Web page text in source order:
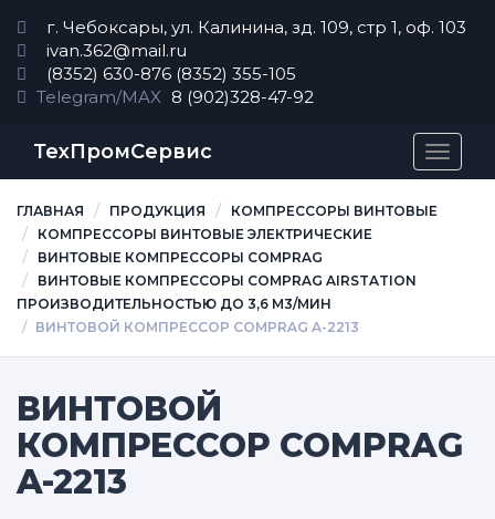
г. Чебоксары, ул. Калинина, зд. 109, стр 1, оф. 103
ivan.362@mail.ru
(8352) 630-876 (8352) 355-105
Telegram/MAX 8 (902)328-47-92
ТехПромСервис
ГЛАВНАЯ ПРОДУКЦИЯ
КОМПРЕССОРЫ ВИНТОВЫЕ
КОМПРЕССОРЫ ВИНТОВЫЕ ЭЛЕКТРИЧЕСКИЕ
ВИНТОВЫЕ КОМПРЕССОРЫ COMPRAG
ВИНТОВЫЕ КОМПРЕССОРЫ COMPRAG AIRSTATION
ПРОИЗВОДИТЕЛЬНОСТЬЮ ДО 3,6 М3/МИН
ВИНТОВОЙ КОМПРЕССОР COMPRAG A-2213
ВИНТОВОЙ
КОМПРЕССОР COMPRAG
A-2213